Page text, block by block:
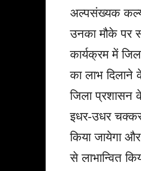
अल्पसंख्यक
उनका मौके पर
कार्यक्रम में
का लाभ
जिला प्रशासन
इधर-उधर
किया जायेगा
से लाभान्वित